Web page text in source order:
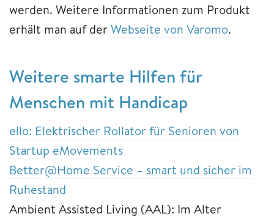
werden. Weitere Informationen zum Produkt
erhält man auf derWebseite von Varomo.
Weitere smarte Hilfen für
Menschen mit Handicap
ello: Elektrischer Rollator für Senioren von
Startup eMovements
Better@Home Service – smart und sicher im
Ruhestand
Ambient Assisted Living (AAL): Im Alter